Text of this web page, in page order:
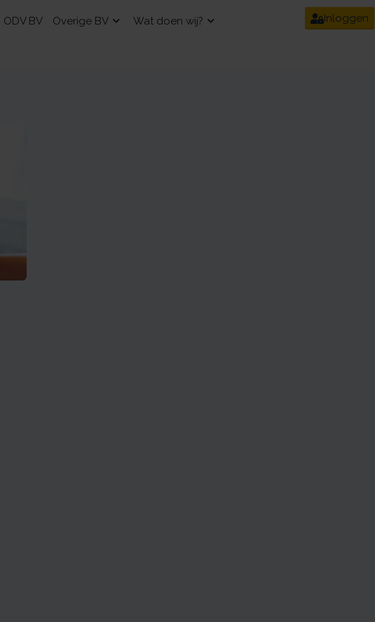
ODV BV Overige BV Wat doen wij? Inloggen